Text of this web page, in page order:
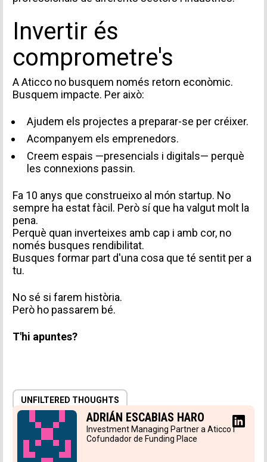
Invertir és
comprometre's
A Aticco no busquem només retorn econòmic.
Busquem impacte. Per això:
Ajudem els projectes a preparar-se per créixer.
Acompanyem els emprenedors.
Creem espais —presencials i digitals— perquè
les connexions passin.
Fa 10 anys que construeixo al món startup. No
sempre ha estat fàcil. Però sí que ha valgut molt la
pena.
Perquè quan inverteixes amb cap i amb cor, no
només busques rendibilitat.
Busques formar part d'una cosa que té sentit per a
tu.
No sé si farem història.
Però ho passarem bé.
T'hi apuntes?
UNFILTERED THOUGHTS
ADRIÁN ESCABIAS HARO
Investment Managing Partner a Aticco i
Cofundador de Funding Place
INFORMACIÓ PERSONAL
TIPUS DE SOL·LICITUD
Missatge
Accepto rebre comunicacions d'Aticco